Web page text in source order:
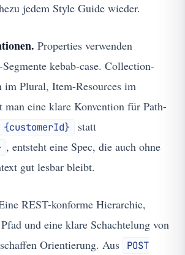
jedem Style Guide wieder.
Properties verwenden
kebab-case. Collection-
im Plural, Item-Resources im
man eine klare Konvention für Path-
{customerId} statt
, entsteht eine Spec, die auch ohne
gut lesbar bleibt.
REST-konforme Hierarchie,
und eine klare Schachtelung von
Orientierung. Aus
POST